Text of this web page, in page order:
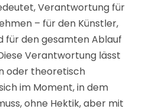
Verantwortung für
– für den Künstler,
für den gesamten Ablauf
Verantwortung lässt
oder theoretisch
im Moment, in dem
ohne Hektik, aber mit